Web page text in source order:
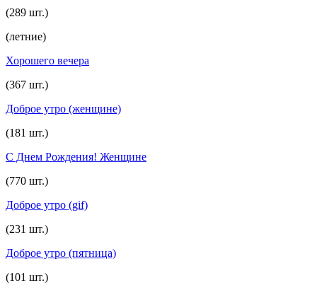
(289 шт.)
(летние)
Хорошего вечера
(367 шт.)
Доброе утро (женщине)
(181 шт.)
С Днем Рождения! Женщине
(770 шт.)
Доброе утро (gif)
(231 шт.)
Доброе утро (пятница)
(101 шт.)